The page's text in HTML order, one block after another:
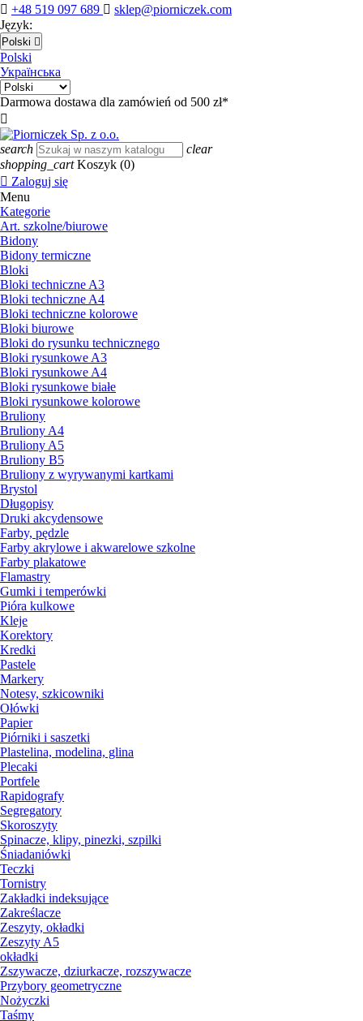
 +48 519 097 689  sklep@piorniczek.com
Język:
Polski 
Polski
Українська
Darmowa dostawa dla zamówień od 500 zł*

search
clear
shopping_cart Koszyk (0)
 Zaloguj się
Menu
Kategorie
Art. szkolne/biurowe
Bidony
Bidony termiczne
Bloki
Bloki techniczne A3
Bloki techniczne A4
Bloki techniczne kolorowe
Bloki biurowe
Bloki do rysunku technicznego
Bloki rysunkowe A3
Bloki rysunkowe A4
Bloki rysunkowe białe
Bloki rysunkowe kolorowe
Bruliony
Bruliony A4
Bruliony A5
Bruliony B5
Bruliony z wyrywanymi kartkami
Brystol
Długopisy
Druki akcydensowe
Farby, pędzle
Farby akrylowe i akwarelowe szkolne
Farby plakatowe
Flamastry
Gumki i temperówki
Pióra kulkowe
Kleje
Korektory
Kredki
Pastele
Markery
Notesy, szkicowniki
Ołówki
Papier
Piórniki i saszetki
Plastelina, modelina, glina
Plecaki
Portfele
Rapidografy
Segregatory
Skoroszyty
Spinacze, klipy, pinezki, szpilki
Śniadaniówki
Teczki
Tornistry
Zakładki indeksujące
Zakreślacze
Zeszyty, okładki
Zeszyty A5
okładki
Zszywacze, dziurkacze, rozszywacze
Przybory geometryczne
Nożyczki
Taśmy